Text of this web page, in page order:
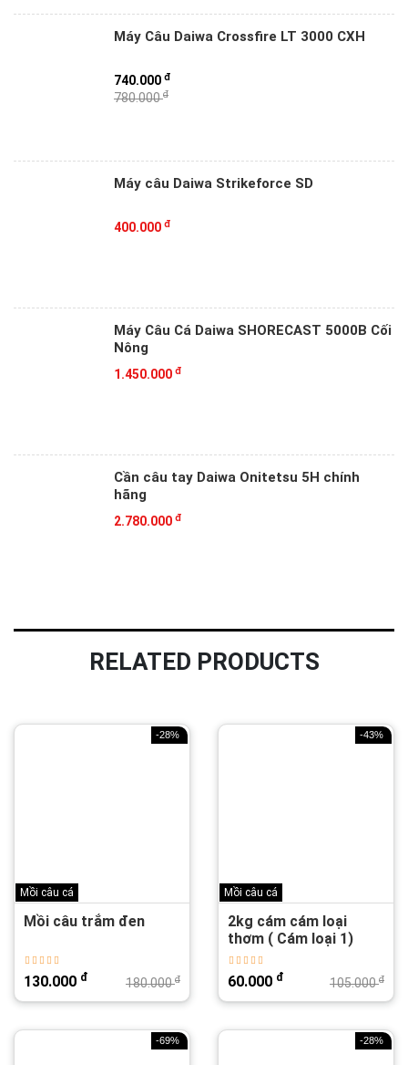
Máy Câu Daiwa Crossfire LT 3000 CXH
780.000đ
740.000 đ
Máy câu Daiwa Strikeforce SD
400.000 đ
Máy Câu Cá Daiwa SHORECAST 5000B Cối
Nông
1.450.000 đ
Cần câu tay Daiwa Onitetsu 5H chính
hãng
2.780.000 đ
RELATED PRODUCTS
-28%
Mồi câu cá
Mồi câu trắm đen
180.000đ
130.000 đ
-43%
Mồi câu cá
2kg cám cám loại
thơm ( Cám loại 1)
105.000đ
60.000 đ
-69% -28%